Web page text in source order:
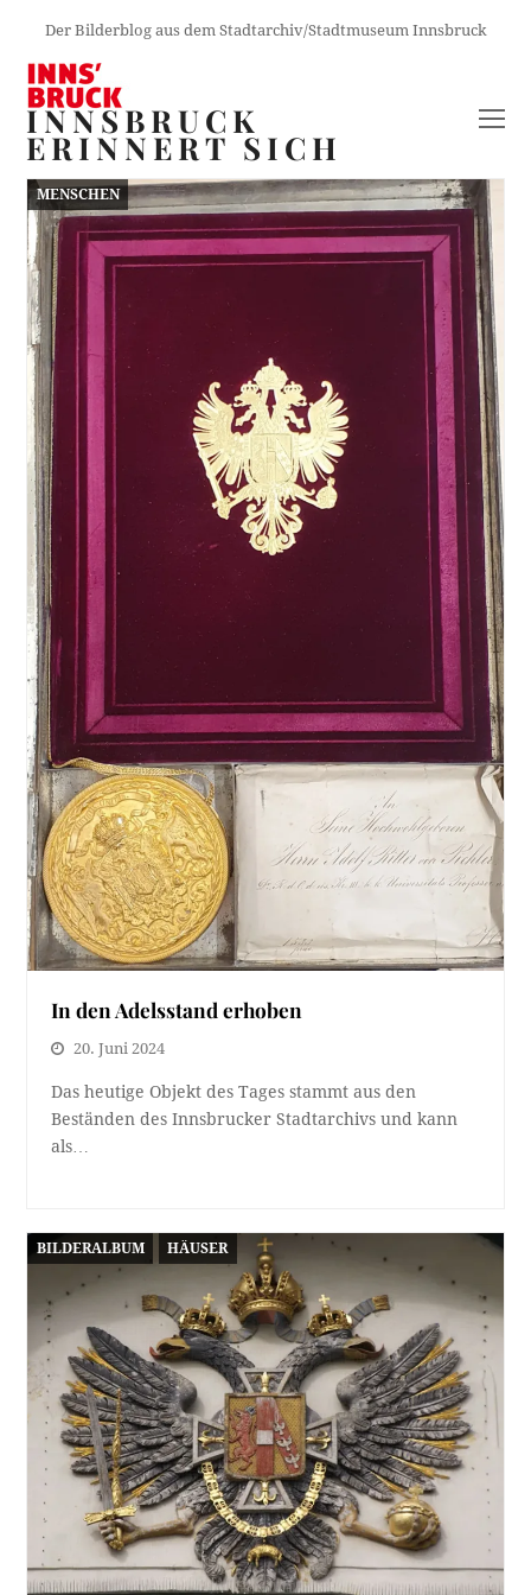
Der Bilderblog aus dem Stadtarchiv/Stadtmuseum Innsbruck
INNSBRUCK
ERINNERT SICH
MENSCHEN
In den Adelsstand erhoben
20. Juni 2024
Das heutige Objekt des Tages stammt aus den
Beständen des Innsbrucker Stadtarchivs und kann
als…
BILDERALBUM HÄUSER